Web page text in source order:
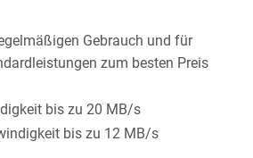
Gebrauch und für
zum besten Preis
bis zu 20 MB/s
bis zu 12 MB/s